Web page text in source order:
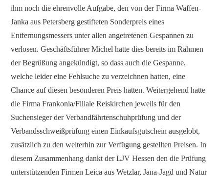
ihm noch die ehrenvolle Aufgabe, den von der Firma Waffen-
Janka aus Petersberg gestifteten Sonderpreis eines
Entfernungsmessers unter allen angetretenen Gespannen zu
verlosen. Geschäftsführer Michel hatte dies bereits im Rahmen
der Begrüßung angekündigt, so dass auch die Gespanne,
welche leider eine Fehlsuche zu verzeichnen hatten, eine
Chance auf diesen besonderen Preis hatten. Weitergehend hatte
die Firma Frankonia/Filiale Reiskirchen jeweils für den
Suchensieger der Verbandfährtenschuhprüfung und der
Verbandsschweißprüfung einen Einkaufsgutschein ausgelobt,
zusätzlich zu den weiterhin zur Verfügung gestellten Preisen. In
diesem Zusammenhang dankt der LJV Hessen den die Prüfung
unterstützenden Firmen Leica aus Wetzlar, Jana-Jagd und Natur